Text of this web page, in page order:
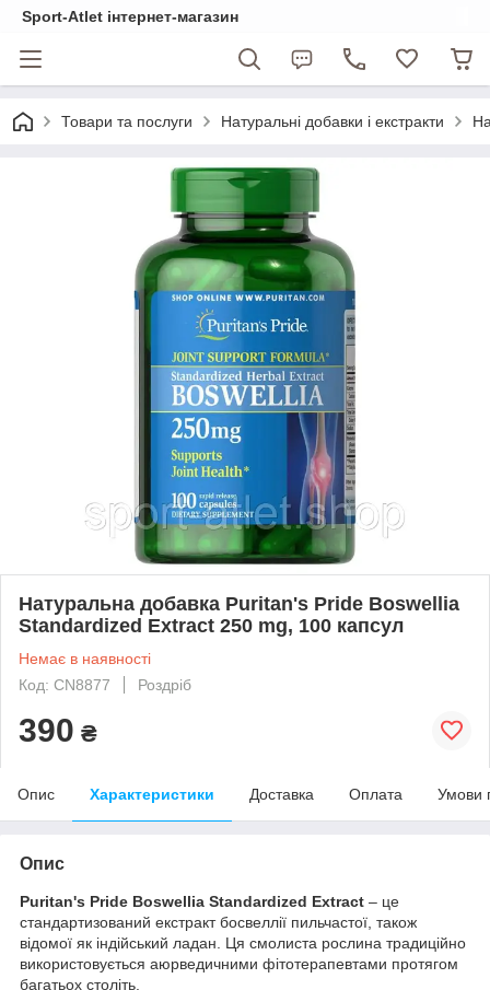
Sport-Atlet інтернет-магазин
Товари та послуги Натуральні добавки і екстракти
Натуральна добавка Puritan's Pride Boswellia
Standardized Extract 250 mg, 100 капсул
Немає в наявності
Код: CN8877
Роздріб
390 ₴
Опис Характеристики Доставка Оплата Умови
Опис
Puritan's Pride Boswellia Standardized Extract – це
стандартизований екстракт босвеллії пильчастої, також
відомої як індійський ладан. Ця смолиста рослина традиційно
використовується аюрведичними фітотерапевтами протягом
багатьох століть.